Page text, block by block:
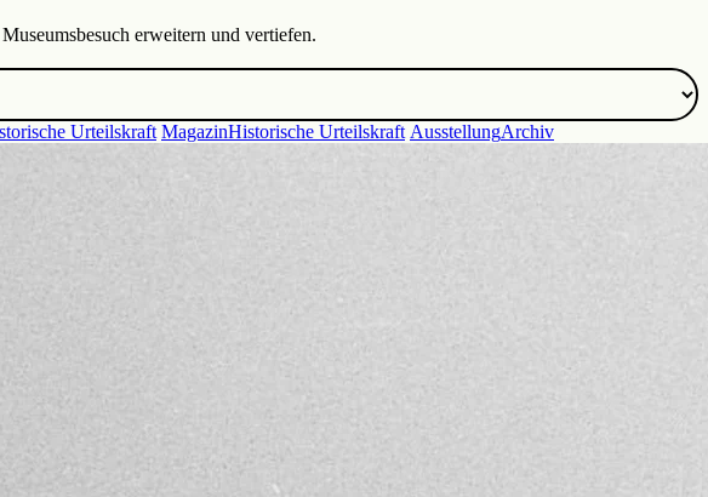
erweitern und vertiefen.
Urteilskraft MagazinHistorische Urteilskraft AusstellungArchiv